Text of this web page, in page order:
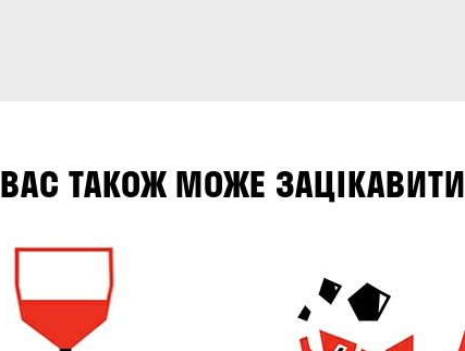
ВАС ТАКОЖ МОЖЕ ЗАЦІКАВИТИ